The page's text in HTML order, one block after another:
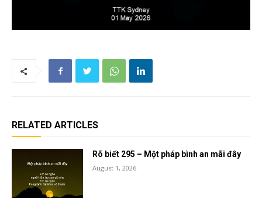
RELATED ARTICLES
Rõ biết 295 – Một pháp bình an mãi đây
August 1, 2026